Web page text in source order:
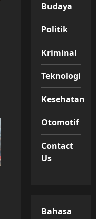
Budaya
Politik
Kriminal
Teknologi
Kesehatan
Otomotif
Contact
Us
Bahasa